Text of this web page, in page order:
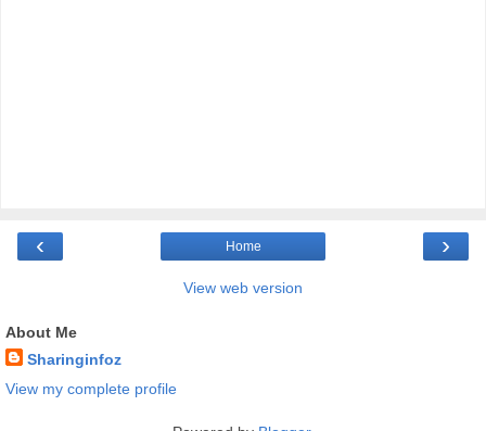
‹ ›
Home
View web version
About Me
Sharinginfoz
View my complete profile